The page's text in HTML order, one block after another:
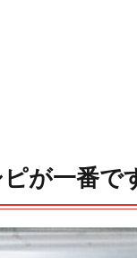
が一番で